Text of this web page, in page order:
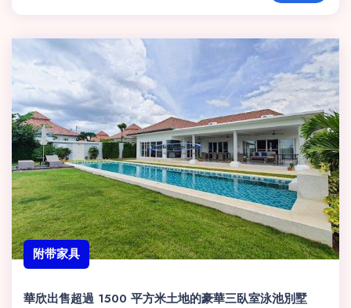
附带家具
華欣出售超過 1500 平方米土地的豪華三臥室泳池別墅